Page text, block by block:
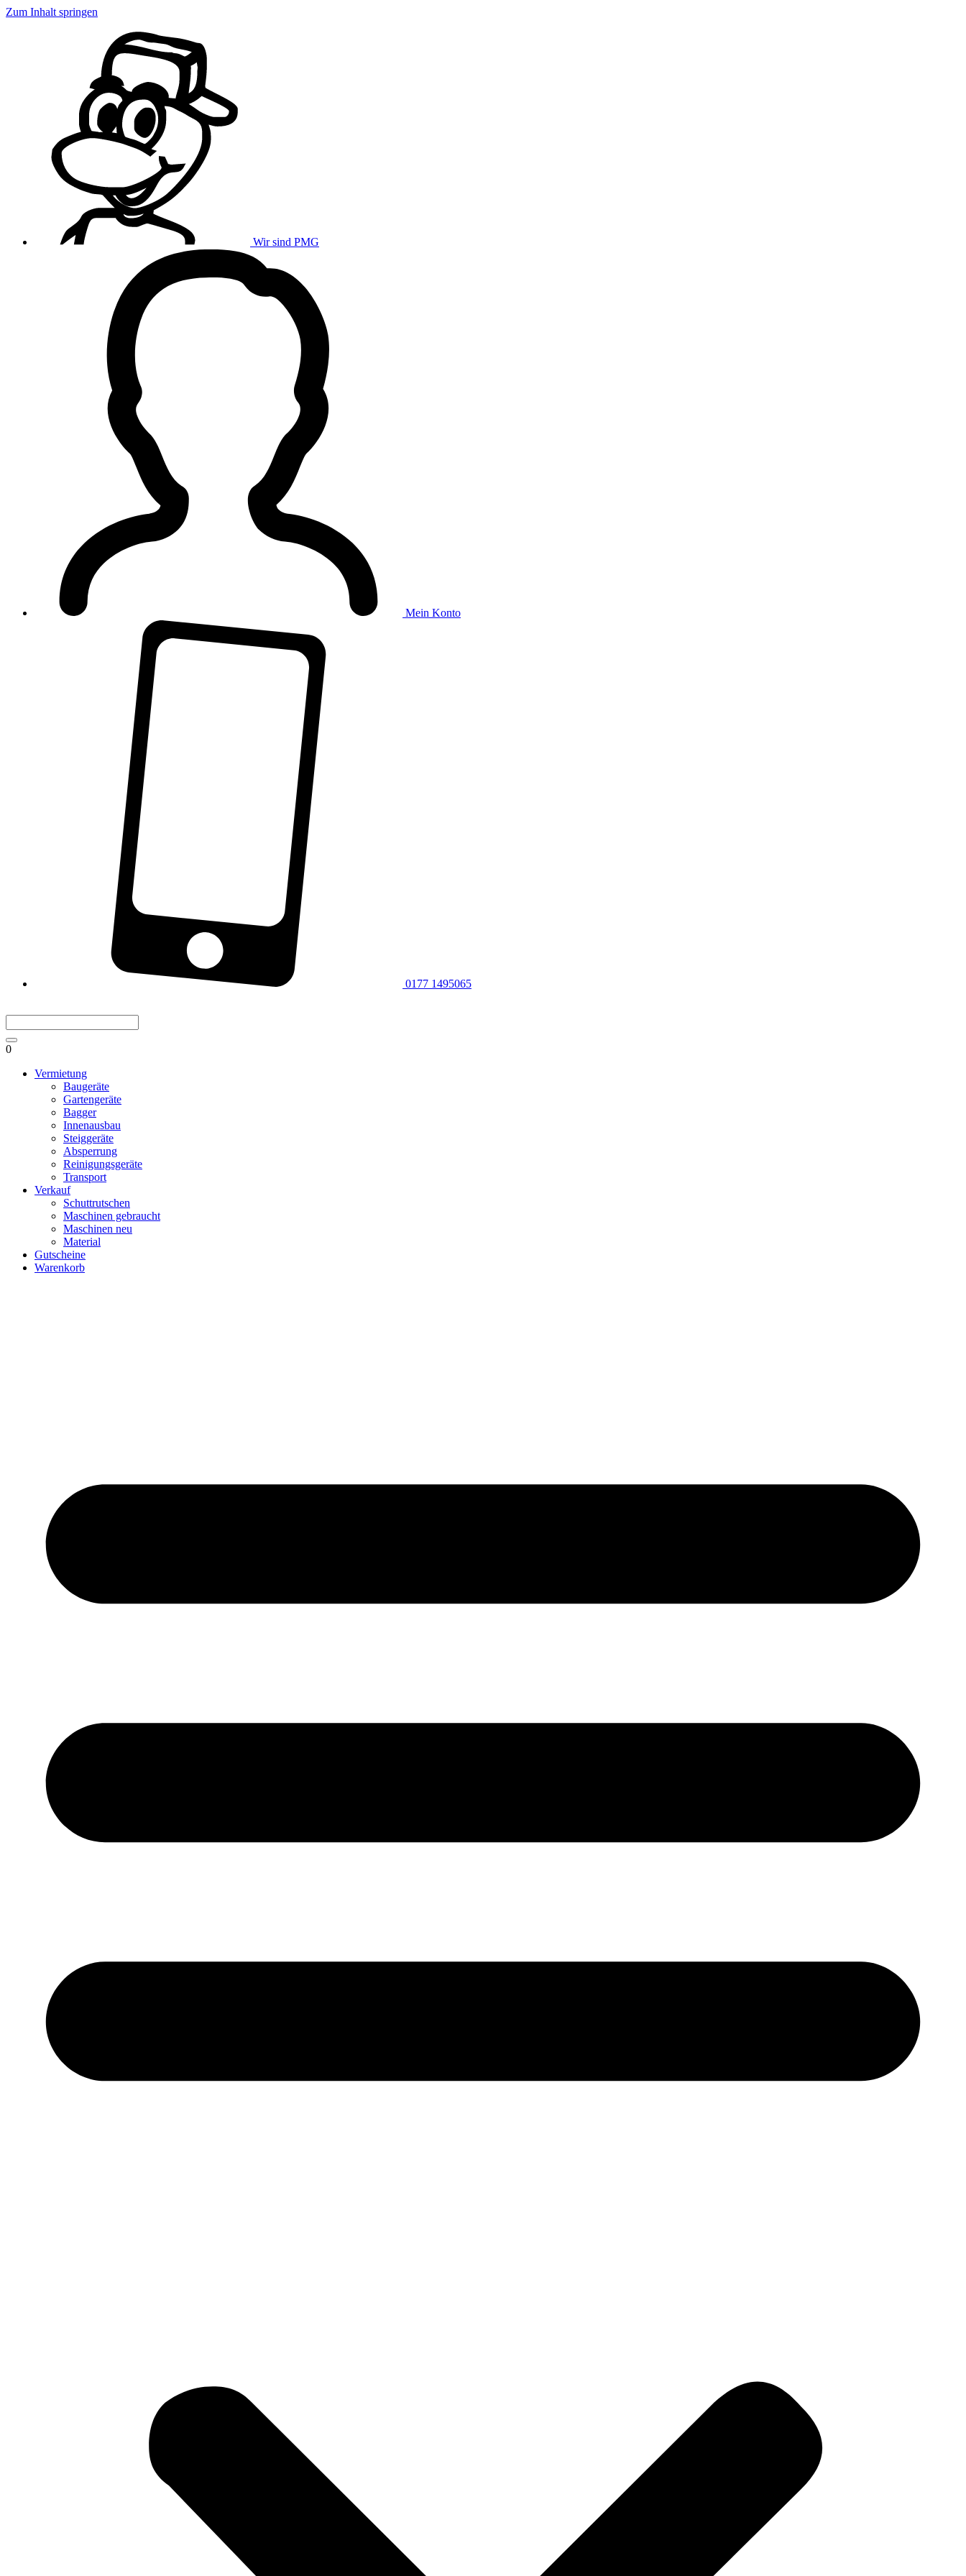
Zum Inhalt springen
Wir sind PMG
Mein Konto
0177 1495065
0
Vermietung
Baugeräte
Gartengeräte
Bagger
Innenausbau
Steiggeräte
Absperrung
Reinigungsgeräte
Transport
Verkauf
Schuttrutschen
Maschinen gebraucht
Maschinen neu
Material
Gutscheine
Warenkorb